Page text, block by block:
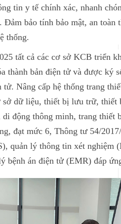
tin y tế chính xác, nhanh
Đảm bảo tính bảo mật, an
thống.
tất cả các cơ sở KCB triển
thành bản điện tử và được ký
tử. Nâng cấp hệ thống trang
dữ liệu, thiết bị lưu trữ, thiết
động thông minh, trang thiết
đạt mức 6, Thông tư 54/
quản lý thông tin xét
bệnh án điện tử (EMR) đáp